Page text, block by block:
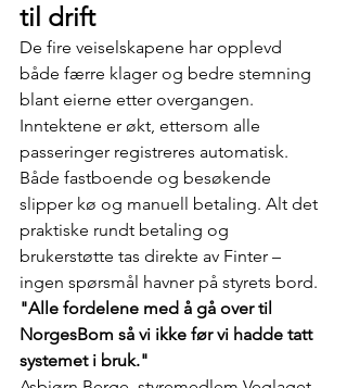
til drift
De fire veiselskapene har opplevd
både færre klager og bedre stemning
blant eierne etter overgangen.
Inntektene er økt, ettersom alle
passeringer registreres automatisk.
Både fastboende og besøkende
slipper kø og manuell betaling. Alt det
praktiske rundt betaling og
brukerstøtte tas direkte av Finter –
ingen spørsmål havner på styrets bord.
"Alle fordelene med å gå over til
NorgesBom så vi ikke før vi hadde tatt
systemet i bruk."​